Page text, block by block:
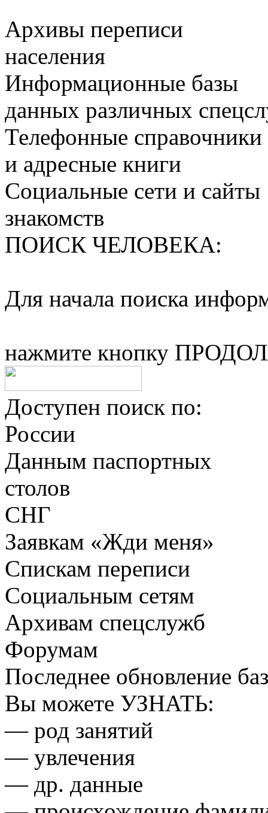
Архивы переписи
населения
Информационные базы
данных различных
Телефонные справочники
и адресные книги
Социальные сети и сайты
знакомств
ПОИСК ЧЕЛОВЕКА:
Для начала поиска
нажмите кнопку
Доступен поиск по:
России
Данным паспортных
столов
СНГ
Заявкам «Жди меня»
Спискам переписи
Социальным сетям
Архивам спецслужб
Форумам
Последнее обновление
Вы можете УЗНАТЬ:
— род занятий
— увлечения
— др. данные